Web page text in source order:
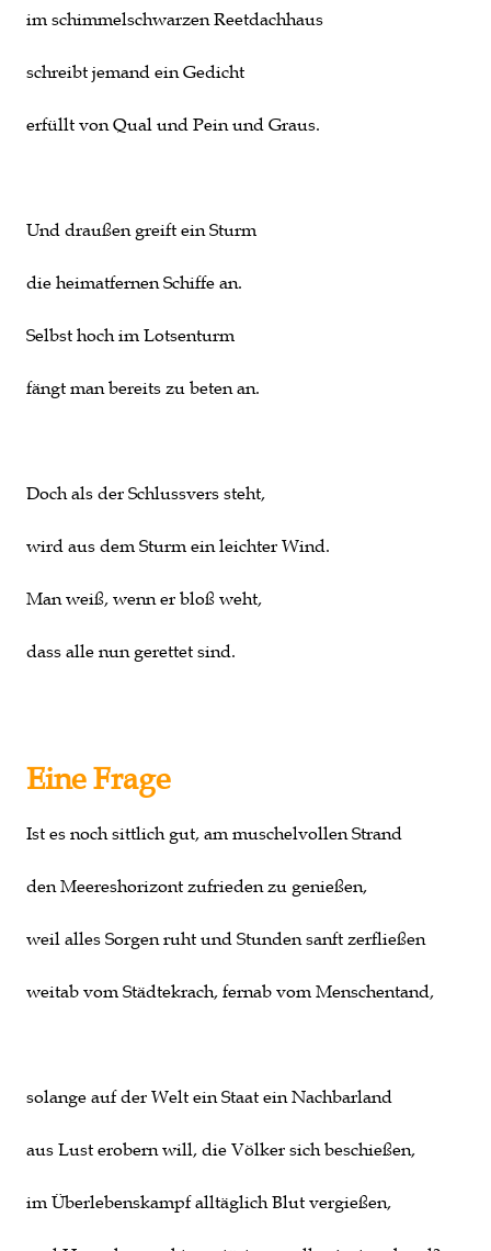
im schimmelschwarzen Reetdachhaus
schreibt jemand ein Gedicht
erfüllt von Qual und Pein und Graus.
Und draußen greift ein Sturm
die heimatfernen Schiffe an.
Selbst hoch im Lotsenturm
fängt man bereits zu beten an.
Doch als der Schlussvers steht,
wird aus dem Sturm ein leichter Wind.
Man weiß, wenn er bloß weht,
dass alle nun gerettet sind.
Eine Frage
Ist es noch sittlich gut, am muschelvollen Strand
den Meereshorizont zufrieden zu genießen,
weil alles Sorgen ruht und Stunden sanft zerfließen
weitab vom Städtekrach, fernab vom Menschentand,
solange auf der Welt ein Staat ein Nachbarland
aus Lust erobern will, die Völker sich beschießen,
im Überlebenskampf alltäglich Blut vergießen,